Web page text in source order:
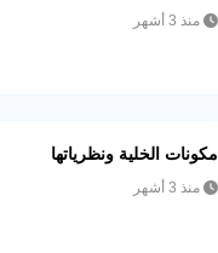
منذ 3 أشهر
مكونات الخلية ونظرياتها
منذ 3 أشهر